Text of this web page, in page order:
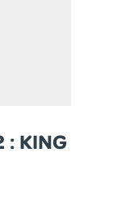
: KING